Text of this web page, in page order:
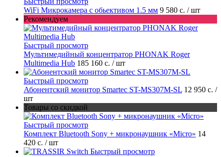
WiFi Микрокамера с обьективом 1.5 мм 9 580 с. / шт
Рекомендуем
Быстрый просмотр
Мультимедийный концентратор PHONAK Roger
Multimedia Hub 185 160 с. / шт
Быстрый просмотр
Абонентский монитор Smartec ST-MS307M-SL 12 950 с. /
шт
Товары со скидкой
Быстрый просмотр
Комплект Bluetooth Sony + микронаушник «Micro» 14
420 с. / шт
Быстрый просмотр